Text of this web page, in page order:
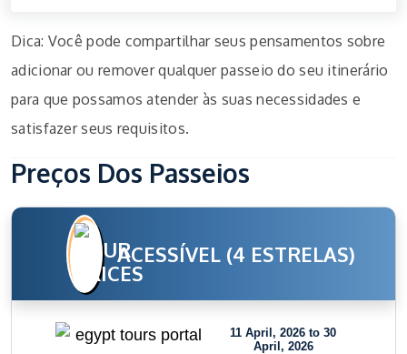
Dica: Você pode compartilhar seus pensamentos sobre
adicionar ou remover qualquer passeio do seu itinerário
para que possamos atender às suas necessidades e
satisfazer seus requisitos.
Preços Dos Passeios
ACESSÍVEL (4 ESTRELAS)
11 April, 2026 to 30
April, 2026